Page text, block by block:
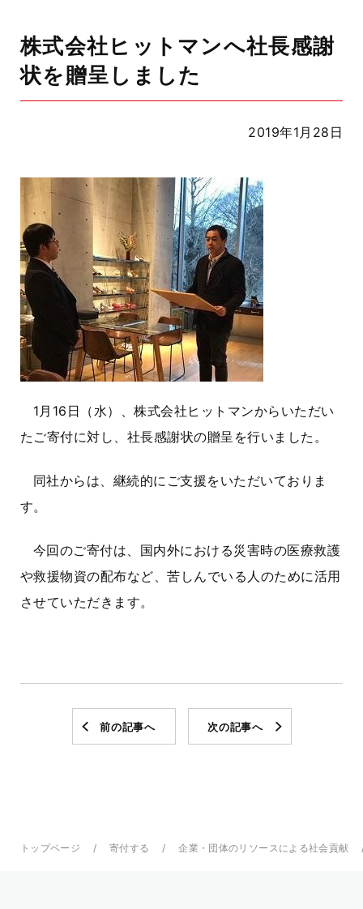
株式会社ヒットマンへ社長感謝
状を贈呈しました
2019年1月28日
1月16日（水）、株式会社ヒットマンからいただい
たご寄付に対し、社長感謝状の贈呈を行いました。
同社からは、継続的にご支援をいただいておりま
す。
今回のご寄付は、国内外における災害時の医療救護
や救援物資の配布など、苦しんでいる人のために活用
させていただきます。
前の記事へ 次の記事へ
トップページ 寄付する 企業・団体のリソースによる社会貢献